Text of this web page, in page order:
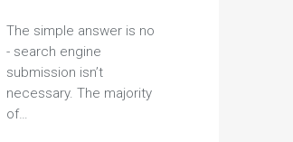
The simple answer is no
- search engine
submission isn’t
necessary. The majority
of…